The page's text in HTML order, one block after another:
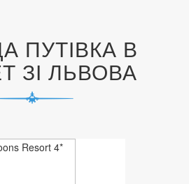
ПУТІВКА В
ЗІ ЛЬВОВА